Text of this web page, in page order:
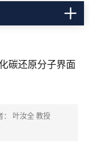
碳还原分子界面
： 叶汝全 教授